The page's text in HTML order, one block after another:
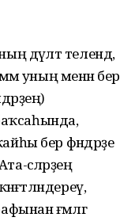
дәүләт телендә,
уның менән бер
бер фәндәрҙе
әсәләрҙең
ғәмәлгә